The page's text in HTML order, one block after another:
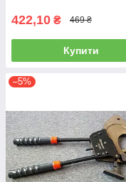
422,10 ₴ 469 ₴
Купити
–5%